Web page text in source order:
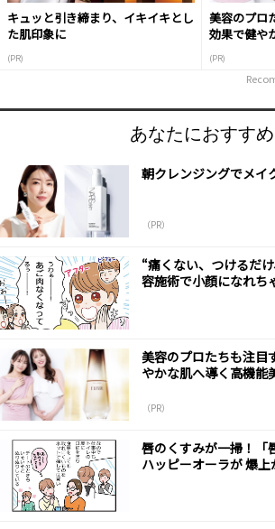
キュッと引き締まり、イキイキとし
た肌印象に
(PR)
美容のプロ
効果で健や
(PR)
あなたにおすすめ
朝クレンジングでメイ
（PR）
“痛くない、つけるだ
容施術で小顔になれち
美容のプロたちも注目
やかな肌へ導く高機能
（PR）
唇のくすみが一掃！「
ハッピーオーラが 爆